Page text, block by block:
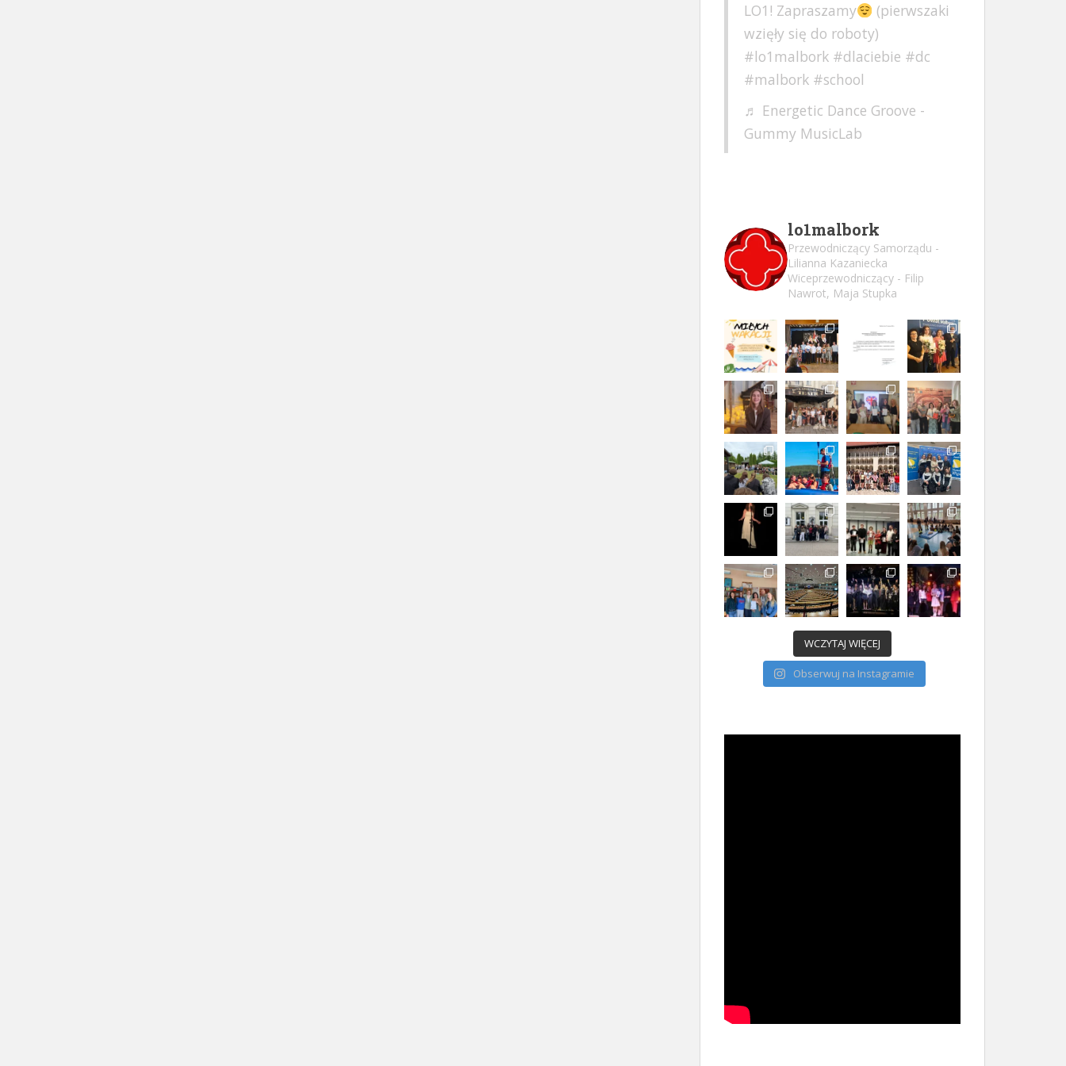
LO1! Zapraszamy
(pierwszaki
wzięły się do roboty)
#lo1malbork #dlaciebie #dc
#malbork #school
♬ Energetic Dance Groove -
Gummy MusicLab
lo1malbork
Przewodniczący Samorządu -
Lilianna Kazaniecka
Wiceprzewodniczący - Filip
Nawrot, Maja Stupka
WCZYTAJ WIĘCEJ
Obserwuj na Instagramie